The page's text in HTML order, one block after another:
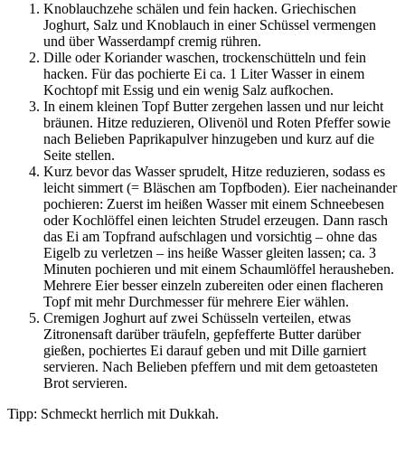
Knoblauchzehe schälen und fein hacken. Griechischen
Joghurt, Salz und Knoblauch in einer Schüssel vermengen
und über Wasserdampf cremig rühren.
Dille oder Koriander waschen, trockenschütteln und fein
hacken. Für das pochierte Ei ca. 1 Liter Wasser in einem
Kochtopf mit Essig und ein wenig Salz aufkochen.
In einem kleinen Topf Butter zergehen lassen und nur leicht
bräunen. Hitze reduzieren, Olivenöl und Roten Pfeffer sowie
nach Belieben Paprikapulver hinzugeben und kurz auf die
Seite stellen.
Kurz bevor das Wasser sprudelt, Hitze reduzieren, sodass es
leicht simmert (= Bläschen am Topfboden). Eier nacheinander
pochieren: Zuerst im heißen Wasser mit einem Schneebesen
oder Kochlöffel einen leichten Strudel erzeugen. Dann rasch
das Ei am Topfrand aufschlagen und vorsichtig – ohne das
Eigelb zu verletzen – ins heiße Wasser gleiten lassen; ca. 3
Minuten pochieren und mit einem Schaumlöffel herausheben.
Mehrere Eier besser einzeln zubereiten oder einen flacheren
Topf mit mehr Durchmesser für mehrere Eier wählen.
Cremigen Joghurt auf zwei Schüsseln verteilen, etwas
Zitronensaft darüber träufeln, gepfefferte Butter darüber
gießen, pochiertes Ei darauf geben und mit Dille garniert
servieren. Nach Belieben pfeffern und mit dem getoasteten
Brot servieren.
Tipp: Schmeckt herrlich mit Dukkah.